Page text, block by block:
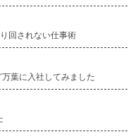
回されない仕事術
葉に入社してみました